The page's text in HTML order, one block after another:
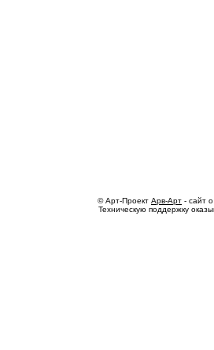
© Арт-Проект Арв-Арт - сайт
Техническую поддержку